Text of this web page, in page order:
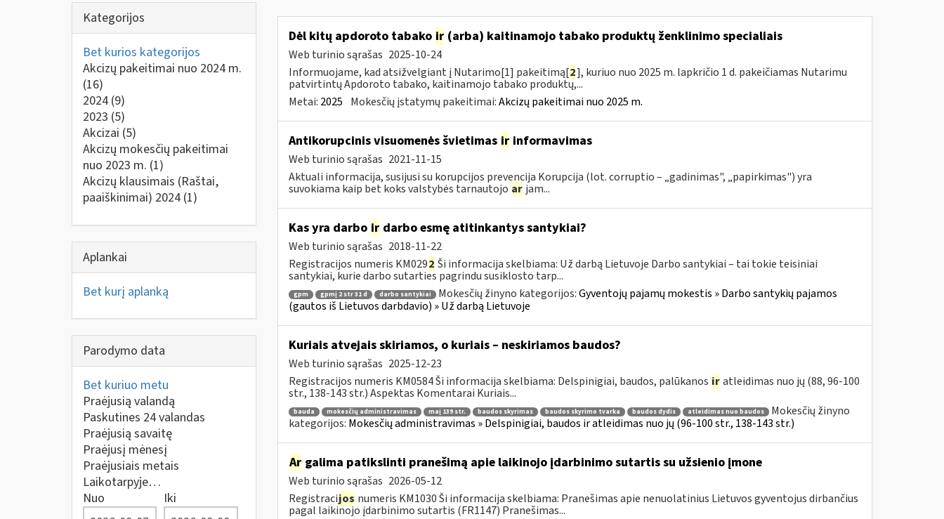
Kategorijos
Bet kurios kategorijos
Akcizų pakeitimai nuo 2024 m.
(16)
2024 (9)
2023 (5)
Akcizai (5)
Akcizų mokesčių pakeitimai
nuo 2023 m. (1)
Akcizų klausimais (Raštai,
paaiškinimai) 2024 (1)
Aplankai
Bet kurį aplanką
Parodymo data
Bet kuriuo metu
Praėjusią valandą
Paskutines 24 valandas
Praėjusią savaitę
Praėjusį mėnesį
Praėjusiais metais
Laikotarpyje…
Nuo
Iki
Dėl kitų apdoroto tabako ir(arba) kaitinamojo tabako produktų ženklinimo specialiais
Web turinio sąrašas 2025-10-24
Informuojame, kad atsižvelgiant į Nutarimo[1] pakeitimą[2], kuriuo nuo 2025 m. lapkričio 1 d. pakeičiamas Nutarimu
patvirtintų Apdoroto tabako, kaitinamojo tabako produktų,...
Metai: 2025 Mokesčių įstatymų pakeitimai:Akcizų pakeitimai nuo 2025 m.
Antikorupcinis visuomenės švietimas irinformavimas
Web turinio sąrašas 2021-11-15
Aktuali informacija, susijusi su korupcijos prevencija Korupcija (lot. corruptio – „gadinimas", „papirkimas") yra
suvokiama kaip bet koks valstybės tarnautojo ar jam...
Kas yra darbo irdarbo esmę atitinkantys santykiai?
Web turinio sąrašas 2018-11-22
Registracijos numeris KM0292 Ši informacija skelbiama: Už darbą Lietuvoje Darbo santykiai – tai tokie teisiniai
santykiai, kurie darbo sutarties pagrindu susiklosto tarp...
gpm gpmį 2 str 31 d darbo santykiai Mokesčių žinyno kategorijos:Gyventojų pajamų mokestis » Darbo santykių pajamos
(gautos iš Lietuvos darbdavio) » Už darbą Lietuvoje
Kuriais atvejais skiriamos, o kuriais – neskiriamos baudos?
Web turinio sąrašas 2025-12-23
Registracijos numeris KM0584 Ši informacija skelbiama: Delspinigiai, baudos, palūkanos ir atleidimas nuo jų (88, 96-100
str., 138-143 str.) Aspektas Komentarai Kuriais...
bauda mokesčių administravimas maį 139 str. baudos skyrimas baudos skyrimo tvarka baudos dydis atleidimas nuo baudos
Mokesčių žinyno
kategorijos: Mokesčių administravimas » Delspinigiai, baudos ir atleidimas nuo jų (96-100 str., 138-143 str.)
Argalima patikslinti pranešimą apie laikinojo įdarbinimo sutartis su užsienio įmone
Web turinio sąrašas 2026-05-12
Registracijos numeris KM1030 Ši informacija skelbiama: Pranešimas apie nenuolatinius Lietuvos gyventojus dirbančius
pagal laikinojo įdarbinimo sutartis (FR1147) Pranešimas...